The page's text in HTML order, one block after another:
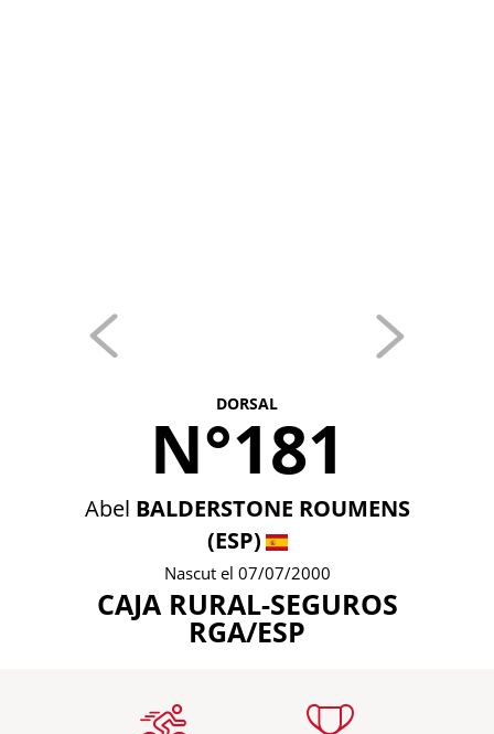
DORSAL
N°181
Abel BALDERSTONE ROUMENS
(ESP)
Nascut el 07/07/2000
CAJA RURAL-SEGUROS
RGA/ESP